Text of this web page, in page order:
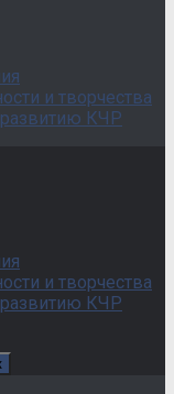
и творчества
КЧР
и творчества
КЧР